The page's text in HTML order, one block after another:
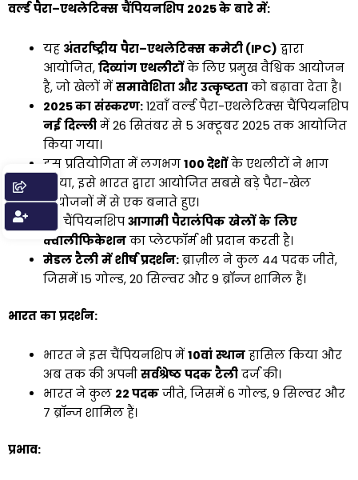
वर्ल्ड पैरा–एथलेटिक्स चैंपियनशिप 2025के बारे में:
यह अंतर्राष्ट्रीय पैरा–एथलेटिक्स कमेटी(IPC) द्वारा
आयोजित, दिव्यांग एथलीटोंके लिए प्रमुख वैश्विक आयोजन
है, जो खेलों में समावेशिता और उत्कृष्टताको बढ़ावा देता है।
2025का संस्करण:12वाँ वर्ल्ड पैरा-एथलेटिक्स चैंपियनशिप
नई दिल्लीमें 26 सितंबर से 5 अक्टूबर 2025 तक आयोजित
किया गया।
इस प्रतियोगिता में लगभग 100 देशोंके एथलीटों ने भाग
लिया, इसे भारत द्वारा आयोजित सबसे बड़े पैरा-खेल
आयोजनों में से एक बनाते हुए।
यह चैंपियनशिप आगामी पैरालंपिक खेलों के लिए
क्वालीफिकेशनका प्लेटफॉर्म भी प्रदान करती है।
मेडल टैली में शीर्ष प्रदर्शन:ब्राज़ील ने कुल 44 पदक जीते,
जिसमें 15 गोल्ड, 20 सिल्वर और 9 ब्रॉन्ज शामिल हैं।
भारत का प्रदर्शन:
भारत ने इस चैंपियनशिप में 10वां स्थानहासिल किया और
अब तक की अपनी सर्वश्रेष्ठ पदक टैलीदर्ज की।
भारत ने कुल 22 पदकजीते, जिसमें 6 गोल्ड, 9 सिल्वर और
7 ब्रॉन्ज शामिल हैं।
प्रभाव: